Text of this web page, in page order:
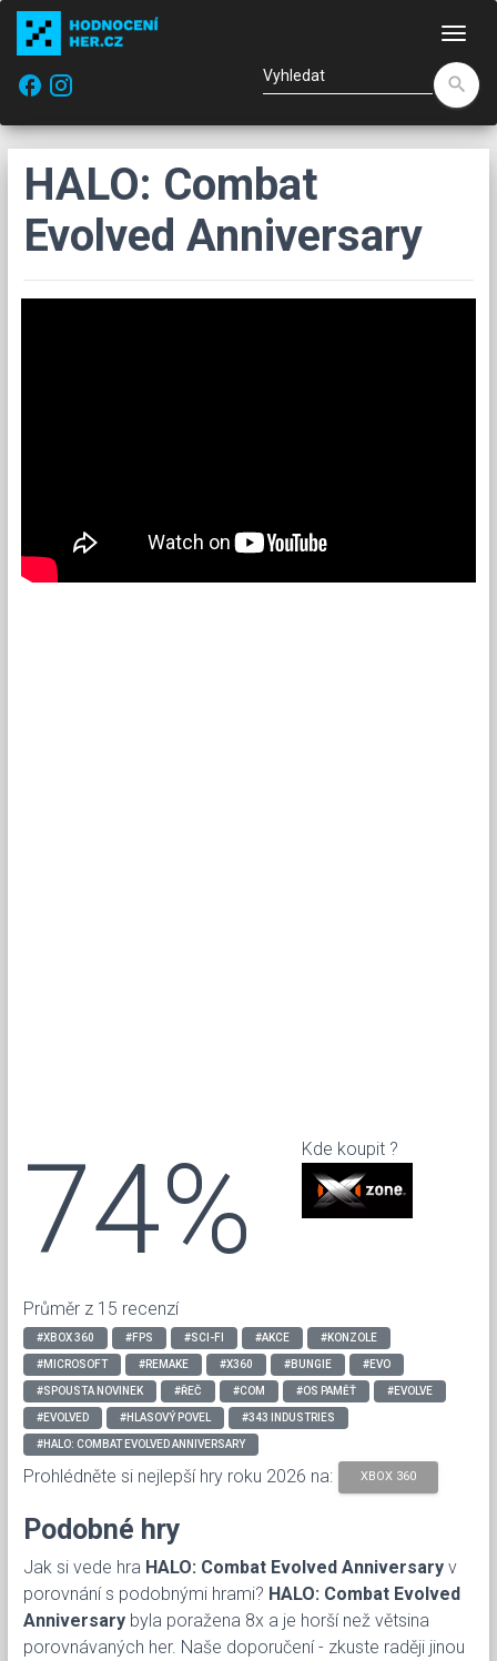
facebook
search
HALO: Combat
Evolved Anniversary
74%
Průměr z 15 recenzí
Kde koupit ?
#XBOX 360 #FPS #SCI-FI #AKCE #KONZOLE
#MICROSOFT #REMAKE #X360 #BUNGIE #EVO
#SPOUSTA NOVINEK #ŘEČ #COM #OS PAMĚŤ #EVOLVE
#EVOLVED #HLASOVÝ POVEL #343 INDUSTRIES
#HALO: COMBAT EVOLVED ANNIVERSARY
Prohlédněte si nejlepší hry roku 2026 na: XBOX 360
Podobné hry
Jak si vede hra HALO: Combat Evolved Anniversary v
porovnání s podobnými hrami? HALO: Combat Evolved
Anniversary byla poražena 8x a je horší než větsina
porovnávaných her. Naše doporučení - zkuste raději jinou